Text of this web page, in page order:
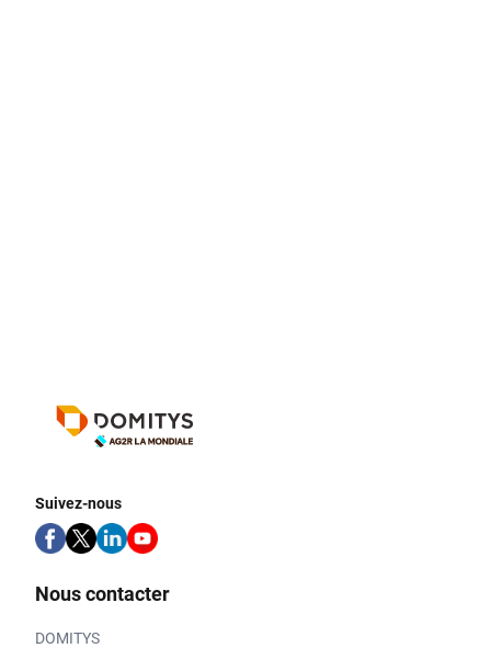
Suivez-nous
Nous contacter
DOMITYS